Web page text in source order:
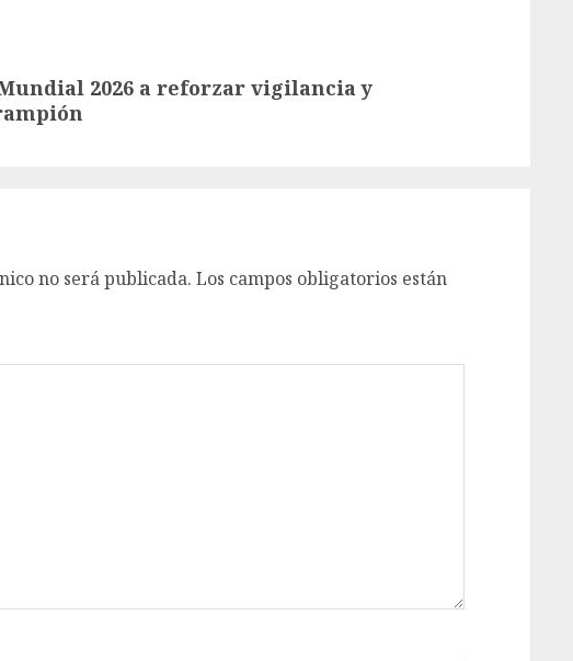
2026 a reforzar vigilancia y
no será publicada. Los campos obligatorios están